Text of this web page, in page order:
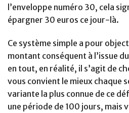
l’enveloppe numéro 30, cela
épargner 30 euros ce jour-là.
Ce système simple a pour
montant conséquent à l’issue
en tout, en réalité, il s’agit de
vous convient le mieux chaque
variante la plus connue de ce
une période de 100 jours, mais